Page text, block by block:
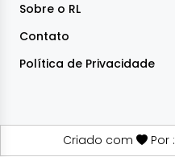
Sobre o RL
Contato
Política de Privacidade
Criado com Por :